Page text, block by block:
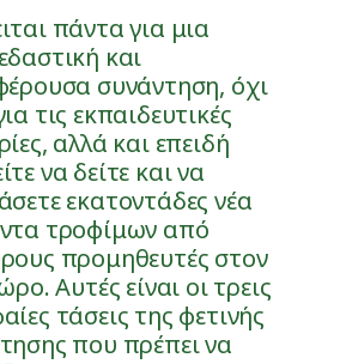
πάντα για μια
και
συνάντηση, όχι
τις εκπαιδευτικές
αλλά και επειδή
να δείτε και να
εκατοντάδες νέα
τροφίμων από
προμηθευτές στον
Αυτές είναι οι τρεις
τάσεις της φετινής
που πρέπει να